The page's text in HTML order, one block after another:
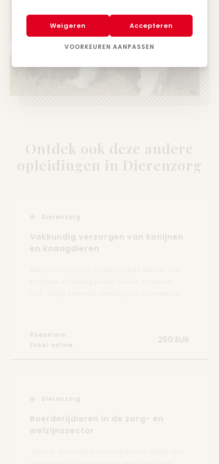
Ontdek ook deze andere
opleidingen in Dierenzorg
Dierenzorg
Vakkundig verzorgen van konijnen
en knaagdieren
Roeselare
Enkel online
250 EUR
Dierenzorg
Boerderijdieren in de zorg- en
welzijnssector
Weigeren Accepteren
VOORKEUREN AANPASSEN